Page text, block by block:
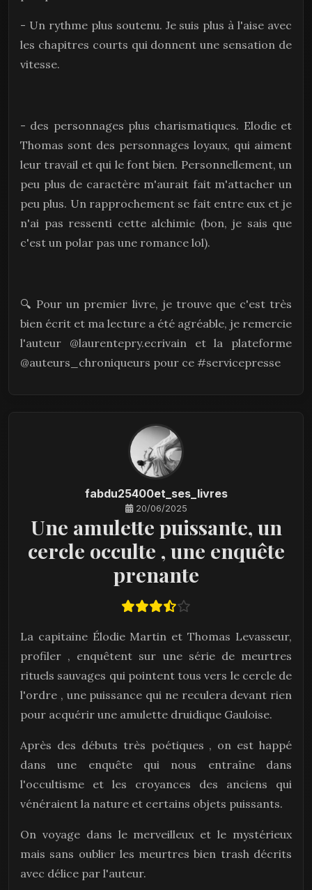
- Un rythme plus soutenu. Je suis plus à l'aise avec
les chapitres courts qui donnent une sensation de
vitesse.
- des personnages plus charismatiques. Elodie et
Thomas sont des personnages loyaux, qui aiment
leur travail et qui le font bien. Personnellement, un
peu plus de caractère m'aurait fait m'attacher un
peu plus. Un rapprochement se fait entre eux et je
n'ai pas ressenti cette alchimie (bon, je sais que
c'est un polar pas une romance lol).
🔍 Pour un premier livre, je trouve que c'est très
bien écrit et ma lecture a été agréable, je remercie
l'auteur @laurentepry.ecrivain et la plateforme
@auteurs_chroniqueurs pour ce #servicepresse
fabdu25400et_ses_livres
20/06/2025
Une amulette puissante, un
cercle occulte , une enquête
prenante
La capitaine Élodie Martin et Thomas Levasseur,
profiler , enquêtent sur une série de meurtres
rituels sauvages qui pointent tous vers le cercle de
l'ordre , une puissance qui ne reculera devant rien
pour acquérir une amulette druidique Gauloise.
Après des débuts très poétiques , on est happé
dans une enquête qui nous entraîne dans
l'occultisme et les croyances des anciens qui
vénéraient la nature et certains objets puissants.
On voyage dans le merveilleux et le mystérieux
mais sans oublier les meurtres bien trash décrits
avec délice par l'auteur.